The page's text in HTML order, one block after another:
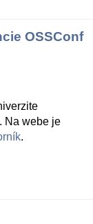
OSSConf
Na webe je
.